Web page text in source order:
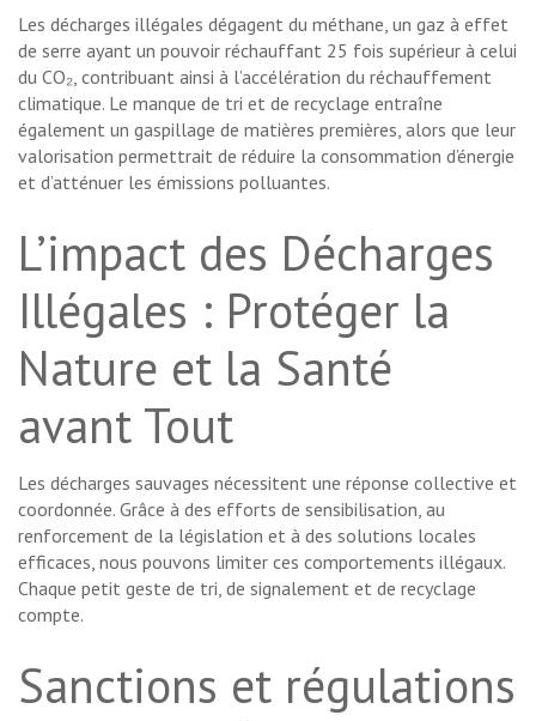
Les décharges illégales dégagent du méthane, un gaz à effet
de serre ayant un pouvoir réchauffant 25 fois supérieur à celui
du CO₂, contribuant ainsi à l’accélération du réchauffement
climatique. Le manque de tri et de recyclage entraîne
également un gaspillage de matières premières, alors que leur
valorisation permettrait de réduire la consommation d’énergie
et d’atténuer les émissions polluantes.
L’impact des Décharges
Illégales : Protéger la
Nature et la Santé
avant Tout
Les décharges sauvages nécessitent une réponse collective et
coordonnée. Grâce à des efforts de sensibilisation, au
renforcement de la législation et à des solutions locales
efficaces, nous pouvons limiter ces comportements illégaux.
Chaque petit geste de tri, de signalement et de recyclage
compte.
Sanctions et régulations